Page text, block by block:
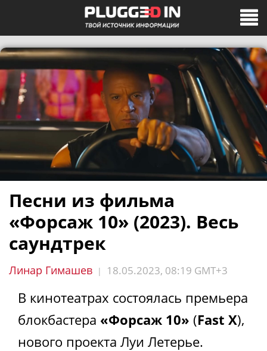
Песни из фильма
«Форсаж 10» (2023). Весь
саундтрек
Линар Гимашев | 18.05.2023, 08:19 GMT+3
В кинотеатрах состоялась премьера
блокбастера «Форсаж 10» (Fast X),
нового проекта Луи Летерье.